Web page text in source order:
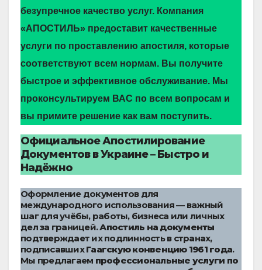
безупречное качество услуг. Компания
«АПОСТИЛЬ» предоставит качественные
услуги по проставлению апостиля, которые
соответствуют всем нормам. Вы получите
быстрое и эффективное обслуживание. Мы
проконсультируем ВАС по всем вопросам и
вы примите решение как вам поступить.
Официальное Апостилирование
Документов в Украине – Быстро и
Надёжно
Оформление документов для
международного использования — важный
шаг для учёбы, работы, бизнеса или личных
дел за границей.Апостиль на документы
подтверждает их подлинность в странах,
подписавшихГаагскую конвенцию 1961 года.
Мы предлагаем профессиональные услуги по